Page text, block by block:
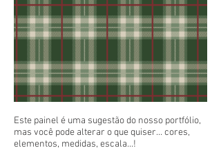
Este painel é uma sugestão do nosso portfólio,
mas você pode alterar o que quiser... cores,
elementos, medidas, escala...!